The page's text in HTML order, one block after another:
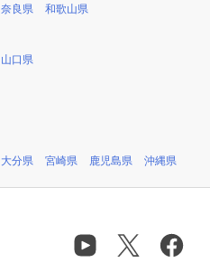
奈良県 和歌山県
山口県
大分県 宮崎県 鹿児島県 沖縄県